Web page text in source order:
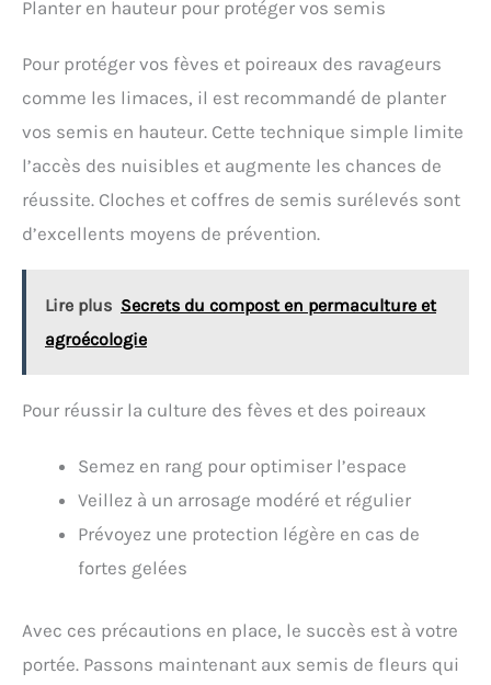
Planter en hauteur pour protéger vos semis
Pour protéger vos fèves et poireaux des ravageurs
comme les limaces, il est recommandé de planter
vos semis en hauteur. Cette technique simple limite
l’accès des nuisibles et augmente les chances de
réussite. Cloches et coffres de semis surélevés sont
d’excellents moyens de prévention.
Lire plus Secrets du compost en permaculture et
agroécologie
Pour réussir la culture des fèves et des poireaux
Semez en rang pour optimiser l’espace
Veillez à un arrosage modéré et régulier
Prévoyez une protection légère en cas de
fortes gelées
Avec ces précautions en place, le succès est à votre
portée. Passons maintenant aux semis de fleurs qui